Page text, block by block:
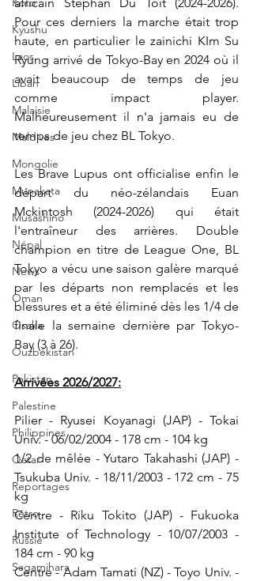
Kyushu
Laos
Liban
Malaisie
Maldives
Mongolie
Munakata
Musashino
Népal
News
Oman
Osaka
Ouzbékistan
Pakistan
Palestine
Philippines
Qatar
Reportages
Rétro
Russie
Sagamihara
africain Stephan Du Toit (2024-2026).
Pour ces derniers la marche était trop
haute, en particulier le zainichi KIm Su
Ryung arrivé de Tokyo-Bay en 2024 où il
avait beaucoup de temps de jeu
comme impact player.
Malheureusement il n'a jamais eu de
temps de jeu chez BL Tokyo.
Les Brave Lupus ont officialise enfin le
départ du néo-zélandais Euan
Mckintosh (2024-2026) qui était
l'entraîneur des arrières. Double
champion en titre de League One, BL
Tokyo a vécu une saison galère marqué
par les départs non remplacés et les
blessures et a été éliminé dès les 1/4 de
finale la semaine dernière par Tokyo-
Bay (3 à 26).
Arrivées 2026/2027:
Pilier - Ryusei Koyanagi (JAP) - Tokai
Univ. - 06/02/2004 - 178 cm - 104 kg
1/2 de mêlée - Yutaro Takahashi (JAP) -
Tsukuba Univ. - 18/11/2003 - 172 cm - 75
kg
Centre - Riku Tokito (JAP) - Fukuoka
Institute of Technology - 10/07/2003 -
184 cm - 90 kg
Centre - Adam Tamati (NZ) - Toyo Univ. -